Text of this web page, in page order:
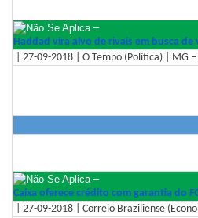
–
Haddad vira alvo de rivais em busca de
| 27-09-2018 | O Tempo (Política) | MG –
–
Caixa oferece crédito com garantia do
| 27-09-2018 | Correio Braziliense